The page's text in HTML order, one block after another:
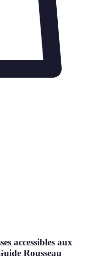
accessibles aux
Rousseau